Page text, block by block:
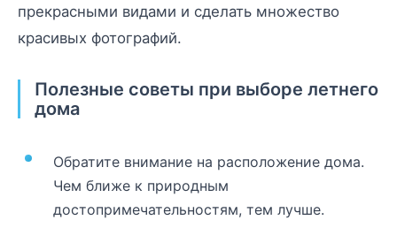
прекрасными видами и сделать множество
красивых фотографий.
Полезные советы при выборе летнего
дома
Обратите внимание на расположение дома.
Чем ближе к природным
достопримечательностям, тем лучше.